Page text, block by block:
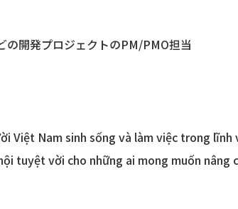
の開発プロジェクトのPM/PMO担当
Việt Nam sinh sống và làm việc trong
tuyệt vời cho những ai mong muốn nâng